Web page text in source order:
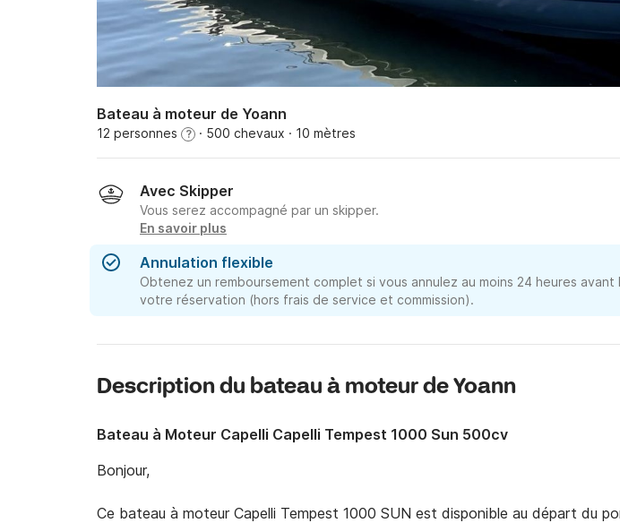
Bateau à moteur de Yoann
12 personnes ? · 500 chevaux · 10 mètres
Avec Skipper
Vous serez accompagné par un skipper.
En savoir plus
Annulation flexible
Obtenez un remboursement complet si vous annulez au moins 24 heures
votre réservation (hors frais de service et commission).
Description du bateau à moteur de Yoann
Bateau à Moteur Capelli Capelli Tempest 1000 Sun 500cv
Bonjour,
Ce bateau à moteur Capelli Tempest 1000 SUN est disponible au départ du